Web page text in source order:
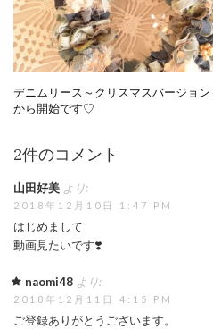
デニムリース～クリスマスバージョ
から開始です♡
2件のコメント
山田好美 より:
2018年12月10日 1:47 PM
はじめまして
動画見たいです❣️
naomi48 より:
2018年12月11日 4:15 PM
ご登録ありがとうございます。